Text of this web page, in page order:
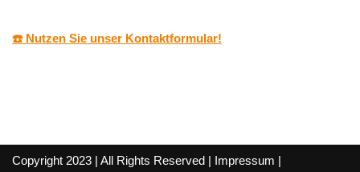
☎️ Nutzen Sie unser Kontaktformular!
Copyright 2023 | All Rights Reserved | Impressum |